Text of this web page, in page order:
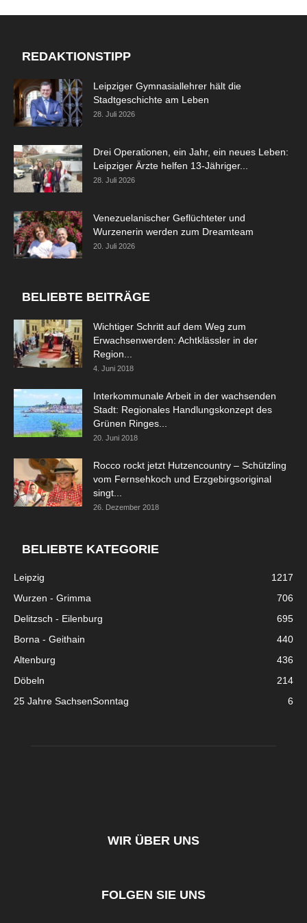
REDAKTIONSTIPP
Leipziger Gymnasiallehrer hält die
Stadtgeschichte am Leben
28. Juli 2026
Drei Operationen, ein Jahr, ein neues Leben:
Leipziger Ärzte helfen 13-Jähriger...
28. Juli 2026
Venezuelanischer Geflüchteter und
Wurzenerin werden zum Dreamteam
20. Juli 2026
BELIEBTE BEITRÄGE
Wichtiger Schritt auf dem Weg zum
Erwachsenwerden: Achtklässler in der
Region...
4. Juni 2018
Interkommunale Arbeit in der wachsenden
Stadt: Regionales Handlungskonzept des
Grünen Ringes...
20. Juni 2018
Rocco rockt jetzt Hutzencountry – Schützling
vom Fernsehkoch und Erzgebirgsoriginal
singt...
26. Dezember 2018
BELIEBTE KATEGORIE
Leipzig
1217
Wurzen - Grimma
706
Delitzsch - Eilenburg
695
Borna - Geithain
440
Altenburg
436
Döbeln
214
25 Jahre SachsenSonntag
6
WIR ÜBER UNS
FOLGEN SIE UNS